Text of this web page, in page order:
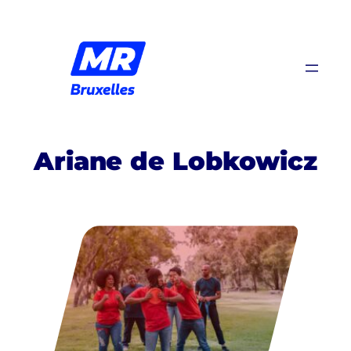
Ariane de Lobkowicz